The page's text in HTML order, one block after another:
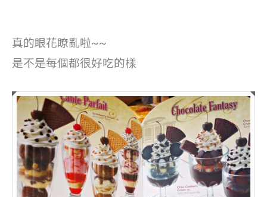
真的眼花瞭亂啦~~
是不是每個都很好吃的樣